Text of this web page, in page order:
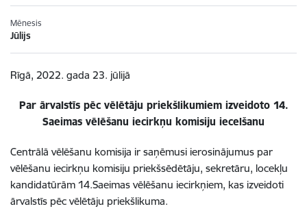
Mēnesis
Jūlijs
Rīgā, 2022. gada 23. jūlijā
Par ārvalstīs pēc vēlētāju priekšlikumiem izveidoto 14.
Saeimas vēlēšanu iecirkņu komisiju iecelšanu
Centrālā vēlēšanu komisija ir saņēmusi ierosinājumus par
vēlēšanu iecirkņu komisiju priekšsēdētāju, sekretāru, locekļu
kandidatūrām 14.Saeimas vēlēšanu iecirkņiem, kas izveidoti
ārvalstīs pēc vēlētāju priekšlikuma.